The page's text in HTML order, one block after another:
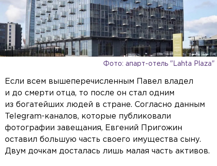
Фото: апарт-отель "Lahta Plaza"
Если всем вышеперечисленным Павел владел
и до смерти отца, то после он стал одним
из богатейших людей в стране. Согласно данным
Telegram-каналов, которые публиковали
фотографии завещания, Евгений Пригожин
оставил большую часть своего имущества сыну.
Двум дочкам досталась лишь малая часть активов.